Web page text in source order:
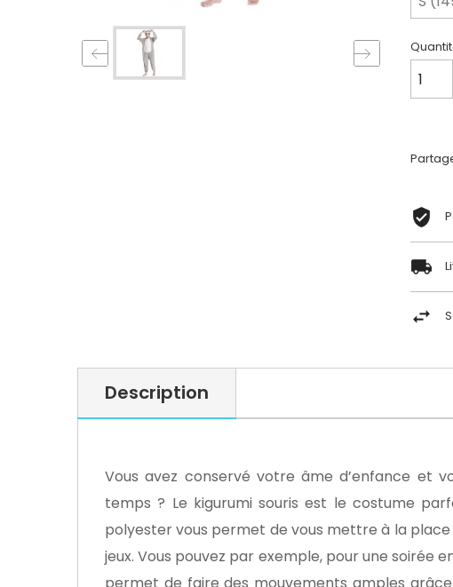
Description
Vous avez conservé votre âme d’enfance et
temps ? Le kigurumi souris est le costume
polyester vous permet de vous mettre à la
jeux. Vous pouvez par exemple, pour une soirée